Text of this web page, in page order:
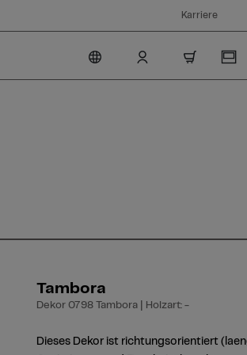
Karriere
Tambora
Dekor 0798 Tambora | Holzart: -
Dieses Dekor ist richtungsorientiert